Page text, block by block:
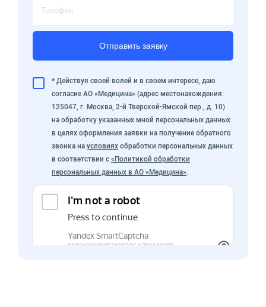
Отправить заявку
* Действуя своей волей и в своем интересе, даю
согласие АО «Медицина» (адрес местонахождения:
125047, г. Москва, 2-й Тверской-Ямской пер., д. 10)
на обработку указанных мной персональных данных
в целях оформления заявки на получение обратного
звонка на условиях обработки персональных данных
в соответствии с «Политикой обработки
персональных данных в АО «Медицина».